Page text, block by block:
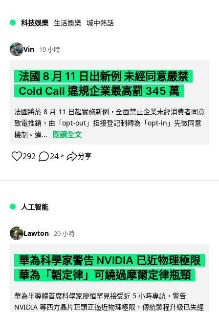
科技娛樂 生活娛樂 城中熱話
Vin 19 小時
法國 8 月 11 日出新例 未經同意嚴禁
Cold Call 違規企業最高罰 345 萬
法國將於 8 月 11 日起實施新例，全面禁止企業未經消費者同意
致電推銷，由「opt-out」拒接登記制轉為「opt-in」先徵同意
機制。違...
閱讀全文
292 24 ↗ 分享
人工智能
Lawton 20 小時
華為科學家警告 NVIDIA 已近物理極限
華為「韜定律」可繞過摩爾定律瓶頸
華為半導體首席科學家廖恒罕見接受近 5 小時專訪，警告
NVIDIA 等西方晶片巨頭正逼近物理極限，傳統製程升級已失經